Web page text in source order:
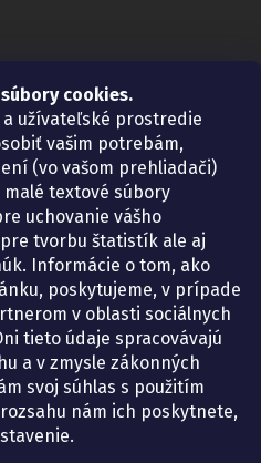
cookies.
a užívateľské prostredie
vašim potrebám,
(vo vašom prehliadači)
malé textové súbory
uchovanie vášho
tvorbu štatistík ale aj
Informácie o tom, ako
poskytujeme, v prípade
v oblasti sociálnych
tieto údaje spracovávajú
a v zmysle zákonných
svoj súhlas s použitím
nám ich poskytnete,